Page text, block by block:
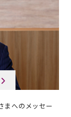
まへのメッセー